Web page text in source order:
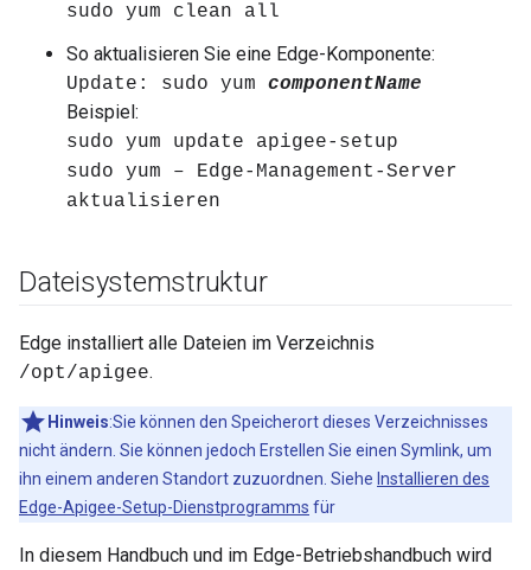
sudo yum clean all
So aktualisieren Sie eine Edge-Komponente:
Update: sudo yum componentName
Beispiel:
sudo yum update apigee-setup
sudo yum – Edge-Management-Server
aktualisieren
Dateisystemstruktur
Edge installiert alle Dateien im Verzeichnis
/opt/apigee.
Hinweis:Sie können den Speicherort dieses Verzeichnisses
nicht ändern. Sie können jedoch Erstellen Sie einen Symlink, um
ihn einem anderen Standort zuzuordnen. Siehe Installieren des
Edge-Apigee-Setup-Dienstprogramms für
In diesem Handbuch und im Edge-Betriebshandbuch wird